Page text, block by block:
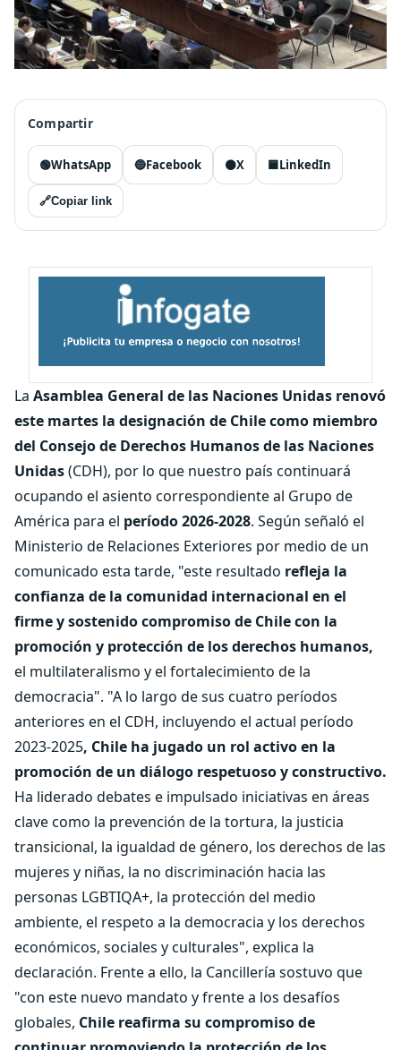
Compartir
🟢WhatsApp 🔵Facebook ⚫X 🟦LinkedIn
🔗Copiar link
La Asamblea General de las Naciones Unidas renovó
este martes la designación de Chile como miembro
del Consejo de Derechos Humanos de las Naciones
Unidas(CDH), por lo que nuestro país continuará
ocupando el asiento correspondiente al Grupo de
América para el período 2026-2028. Según señaló el
Ministerio de Relaciones Exteriores por medio de un
comunicado esta tarde, "este resultado refleja la
confianza de la comunidad internacional en el
firme y sostenido compromiso de Chile con la
promoción y protección de los derechos humanos,
el multilateralismo y el fortalecimiento de la
democracia". "A lo largo de sus cuatro períodos
anteriores en el CDH, incluyendo el actual período
2023-2025, Chile ha jugado un rol activo en la
promoción de un diálogo respetuoso y constructivo.
Ha liderado debates e impulsado iniciativas en áreas
clave como la prevención de la tortura, la justicia
transicional, la igualdad de género, los derechos de las
mujeres y niñas, la no discriminación hacia las
personas LGBTIQA+, la protección del medio
ambiente, el respeto a la democracia y los derechos
económicos, sociales y culturales", explica la
declaración. Frente a ello, la Cancillería sostuvo que
"con este nuevo mandato y frente a los desafíos
globales, Chile reafirma su compromiso de